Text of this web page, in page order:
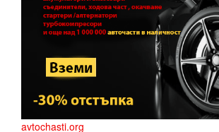
avtochasti.org